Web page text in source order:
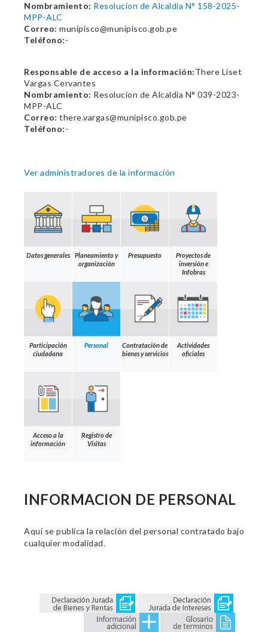
Nombramiento: Resolucion de Alcaldia N° 158-2025-
MPP-ALC
Correo: munipisco@munipisco.gob.pe
Teléfono:-
Responsable de acceso a la información:There Liset
Vargas Cervantes
Nombramiento: Resolucion de Alcaldia N° 039-2023-
MPP-ALC
Correo: there.vargas@munipisco.gob.pe
Teléfono:-
Ver administradores de la información
Datos generales
Planeamiento y
organización
Presupuesto
Proyectos de
inversión e
Infobras
Participación
ciudadana
Personal
Contratación de
bienes y servicios
Actividades
oficiales
Acceso a la
información
Registro de
Visitas
INFORMACION DE PERSONAL
Aquí se publica la relación del personal contratado bajo
cualquier modalidad.